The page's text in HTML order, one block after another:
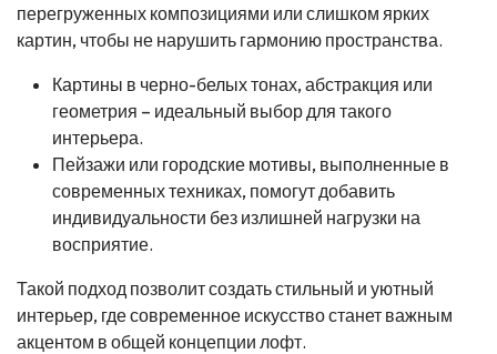
перегруженных композициями или слишком ярких
картин, чтобы не нарушить гармонию пространства.
Картины в черно-белых тонах, абстракция или
геометрия – идеальный выбор для такого
интерьера.
Пейзажи или городские мотивы, выполненные в
современных техниках, помогут добавить
индивидуальности без излишней нагрузки на
восприятие.
Такой подход позволит создать стильный и уютный
интерьер, где современное искусство станет важным
акцентом в общей концепции лофт.